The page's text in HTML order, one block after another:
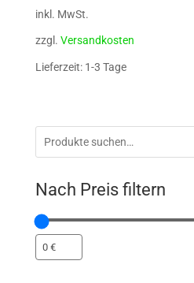
inkl. MwSt.
zzgl. Versandkosten
Lieferzeit: 1-3 Tage
Nach Preis filtern